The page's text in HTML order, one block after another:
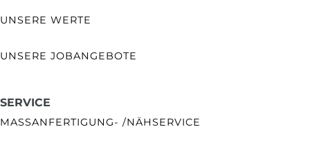
UNSERE WERTE
UNSERE JOBANGEBOTE
SERVICE
MASSANFERTIGUNG- /NÄHSERVICE